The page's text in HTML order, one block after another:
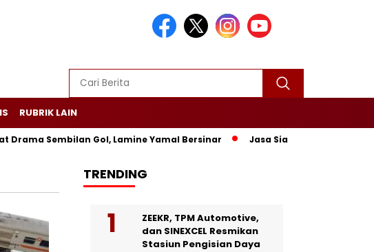
RUBRIK LAIN
Sembilan Gol, Lamine Yamal Bersinar Jasa Siaran Pers
TRENDING
ZEEKR, TPM Automotive,
dan SINEXCEL Resmikan
Stasiun Pengisian Daya